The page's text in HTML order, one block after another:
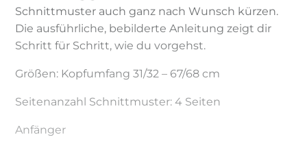
Schnittmuster auch ganz nach Wunsch kürzen.
Die ausführliche, bebilderte Anleitung zeigt dir
Schritt für Schritt, wie du vorgehst.
Größen: Kopfumfang 31/32 – 67/68 cm
Seitenanzahl Schnittmuster: 4 Seiten
Anfänger